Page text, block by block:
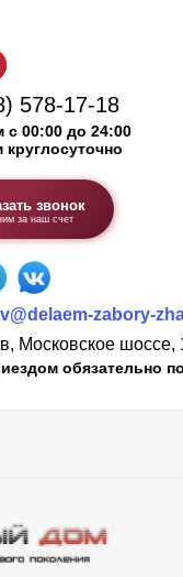
578-17-18
с 00:00 до 24:00
круглосуточно
звонок
за наш счет
zabory-
Московское шоссе,
обязательно